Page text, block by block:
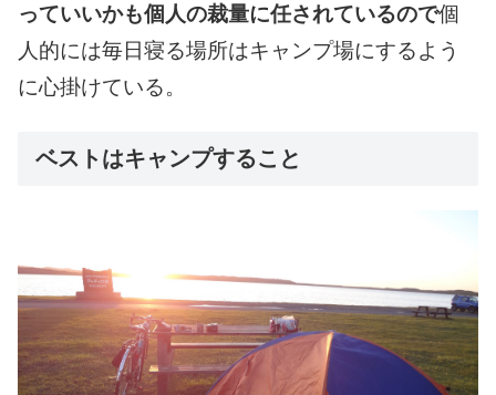
っていいかも個人の裁量に任されているので個
人的には毎日寝る場所はキャンプ場にするよう
に心掛けている。
ベストはキャンプすること